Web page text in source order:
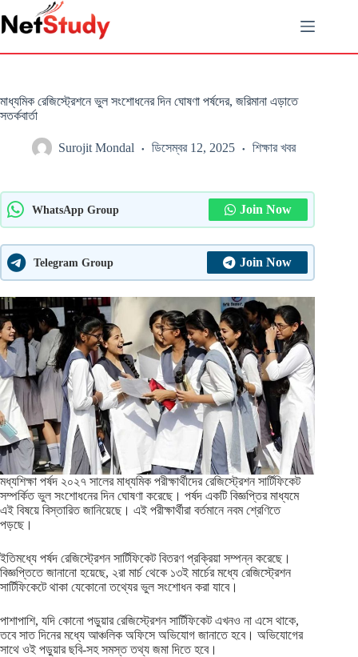
to
content
মাধ্যমিক রেজিস্ট্রেশনে ভুল সংশোধনের দিন ঘোষণা পর্ষদের, জরিমানা এড়াতে
সতর্কবার্তা
Surojit Mondal ডিসেম্বর 12, 2025 শিক্ষার খবর
WhatsApp Group Join Now
Telegram Group Join Now
মধ্যশিক্ষা পর্ষদ ২০২৭ সালের মাধ্যমিক পরীক্ষার্থীদের রেজিস্ট্রেশন সার্টিফিকেট
সম্পর্কিত ভুল সংশোধনের দিন ঘোষণা করেছে। পর্ষদ একটি বিজ্ঞপ্তির মাধ্যমে
এই বিষয়ে বিস্তারিত জানিয়েছে। এই পরীক্ষার্থীরা বর্তমানে নবম শ্রেণিতে
পড়ছে।
ইতিমধ্যে পর্ষদ রেজিস্ট্রেশন সার্টিফিকেট বিতরণ প্রক্রিয়া সম্পন্ন করেছে।
বিজ্ঞপ্তিতে জানানো হয়েছে, ২রা মার্চ থেকে ১৩ই মার্চের মধ্যে রেজিস্ট্রেশন
সার্টিফিকেটে থাকা যেকোনো তথ্যের ভুল সংশোধন করা যাবে।
পাশাপাশি, যদি কোনো পড়ুয়ার রেজিস্ট্রেশন সার্টিফিকেট এখনও না এসে থাকে,
তবে সাত দিনের মধ্যে আঞ্চলিক অফিসে অভিযোগ জানাতে হবে। অভিযোগের
সাথে ওই পড়ুয়ার ছবি-সহ সমস্ত তথ্য জমা দিতে হবে।